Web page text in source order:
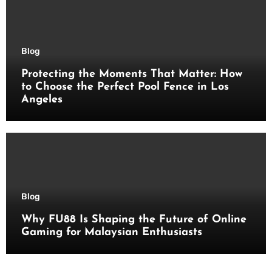
Blog
Protecting the Moments That Matter: How
to Choose the Perfect Pool Fence in Los
Angeles
Blog
Why FU88 Is Shaping the Future of Online
Gaming for Malaysian Enthusiasts